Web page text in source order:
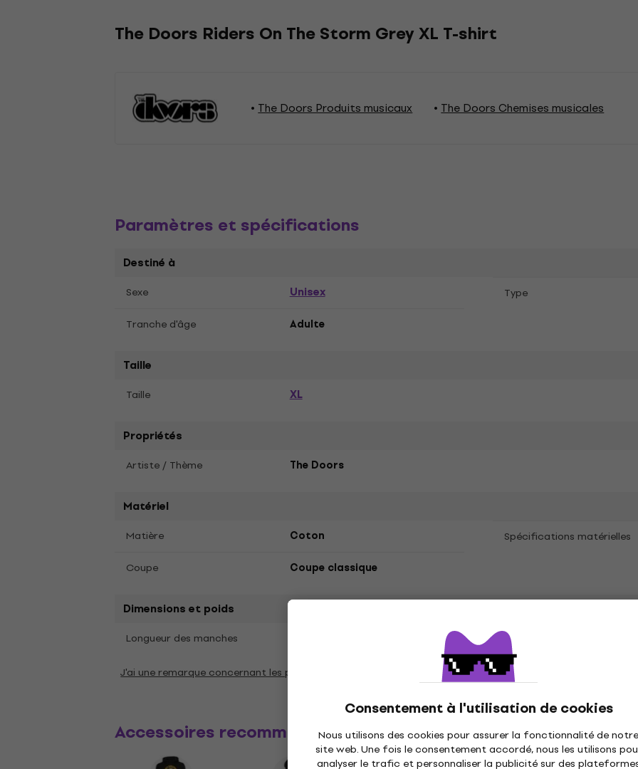
Consentement à l'utilisation de cookies
Nous utilisons des cookies pour assurer la fonctionnalité de notre
site web. Une fois le consentement accordé, nous les utilisons
analyser le trafic et personnaliser la publicité sur des
The Doors Riders On The Storm Grey XL T-shirt
The Doors Produits musicaux The Doors Chemises musicales
Paramètres et spécifications
Destiné à
Sexe Unisex Type
Tranche d'âge Adulte
Taille
Taille XL
Propriétés
Artiste / Thème The Doors
Matériel
Matière Coton Spécifications matérielles
Coupe
Coupe classique
Dimensions et poids
Longueur des manches
J'ai une remarque concernant les paramètres
Accessoires recommandés